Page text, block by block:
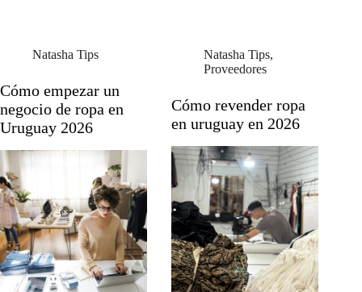
Natasha Tips
Cómo empezar un
negocio de ropa en
Uruguay 2026
Natasha Tips,
Proveedores
Cómo revender ropa
en uruguay en 2026